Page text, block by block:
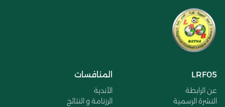
LRF05
عن الرابطة
النشرة الرسمية
المنافسات
الأندية
الرزنامة و النتائج